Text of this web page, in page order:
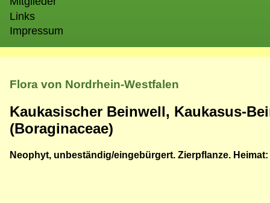
Links
Impressum
Flora von Nordrhein-Westfalen
Kaukasischer Beinwell, Kaukasus-
(Boraginaceae)
Neophyt, unbeständig/eingebürgert. Zierpflanze.